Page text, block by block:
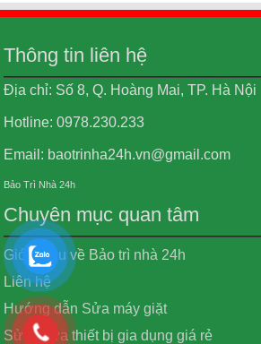
Thông tin liên hệ
Địa chỉ: Số 8, Q. Hoàng Mai, TP. Hà Nội
Hotline: 0978.230.233
Email: baotrinha24h.vn@gmail.com
Bảo Trì Nhà 24h
Chuyên mục quan tâm
Giới thiệu về Bảo trì nhà 24h
Liên hệ
Hướng dẫn Sửa máy giặt
Sửa chữa thiết bị gia dụng giá rẻ